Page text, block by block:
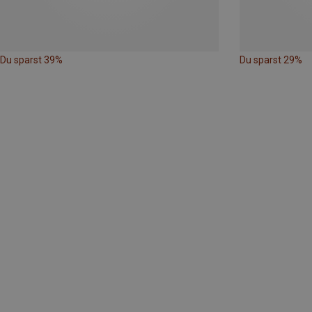
Du sparst 39% Du sparst 29%